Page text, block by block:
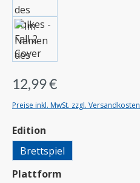
12,99 €
Preise inkl. MwSt. zzgl. Versandkosten
Edition
Brettspiel
Plattform